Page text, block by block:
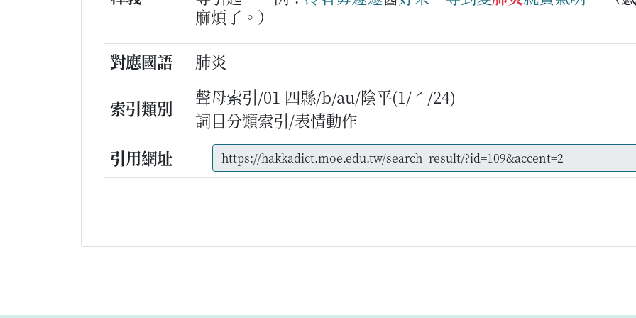
麻煩了。）
對應國語
肺炎
索引類別
聲母索引/01 四縣/b/au/陰平(1/ˊ/24)
詞目分類索引/表情動作
引用網址